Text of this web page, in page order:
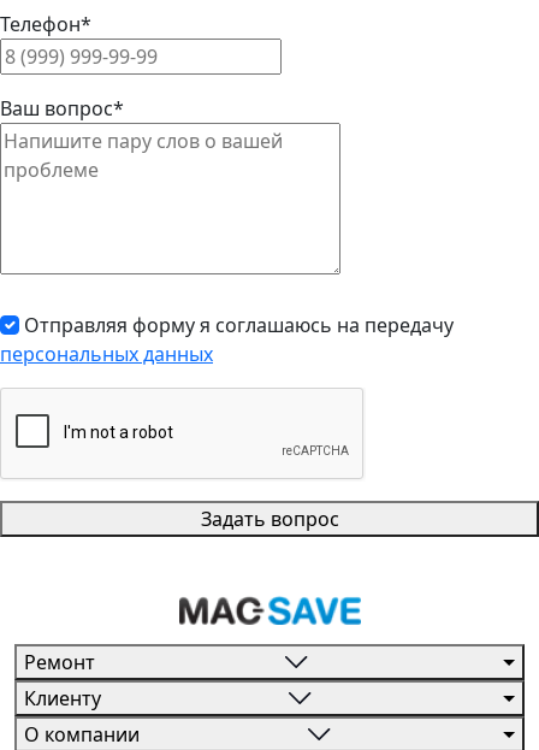
Телефон*
Ваш вопрос*
Отправляя форму я соглашаюсь на передачу
персональных данных
Задать вопрос
Ремонт
Клиенту
О компании